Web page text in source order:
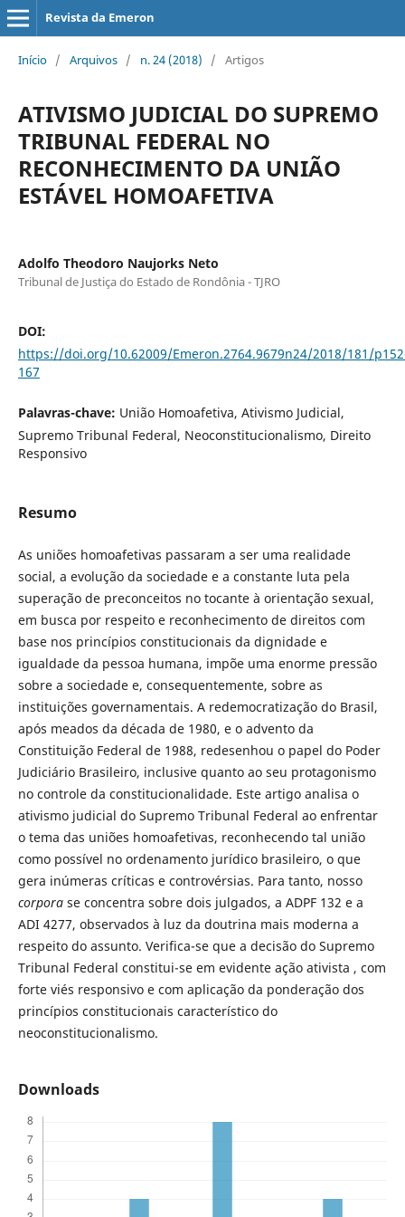
Revista da Emeron
Início / Arquivos / n. 24 (2018) / Artigos
ATIVISMO JUDICIAL DO SUPREMO
TRIBUNAL FEDERAL NO
RECONHECIMENTO DA UNIÃO
ESTÁVEL HOMOAFETIVA
Adolfo Theodoro Naujorks Neto
Tribunal de Justiça do Estado de Rondônia - TJRO
DOI:
https://doi.org/10.62009/Emeron.2764.9679n24/2018/181/
167
Palavras-chave: União Homoafetiva, Ativismo Judicial,
Supremo Tribunal Federal, Neoconstitucionalismo, Direito
Responsivo
Resumo
As uniões homoafetivas passaram a ser uma realidade
social, a evolução da sociedade e a constante luta pela
superação de preconceitos no tocante à orientação sexual,
em busca por respeito e reconhecimento de direitos com
base nos princípios constitucionais da dignidade e
igualdade da pessoa humana, impõe uma enorme pressão
sobre a sociedade e, consequentemente, sobre as
instituições governamentais. A redemocratização do Brasil,
após meados da década de 1980, e o advento da
Constituição Federal de 1988, redesenhou o papel do Poder
Judiciário Brasileiro, inclusive quanto ao seu protagonismo
no controle da constitucionalidade. Este artigo analisa o
ativismo judicial do Supremo Tribunal Federal ao enfrentar
o tema das uniões homoafetivas, reconhecendo tal união
como possível no ordenamento jurídico brasileiro, o que
gera inúmeras críticas e controvérsias. Para tanto, nosso
corpora se concentra sobre dois julgados, a ADPF 132 e a
ADI 4277, observados à luz da doutrina mais moderna a
respeito do assunto. Verifica-se que a decisão do Supremo
Tribunal Federal constitui-se em evidente ação ativista , com
forte viés responsivo e com aplicação da ponderação dos
princípios constitucionais característico do
neoconstitucionalismo.
Downloads